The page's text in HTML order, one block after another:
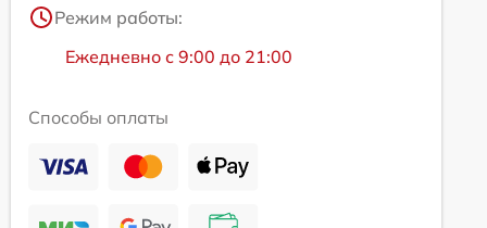
Режим работы:
Ежедневно с 9:00 до 21:00
Способы оплаты